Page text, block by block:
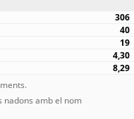
306
40
19
4,30
8,29
nadons amb el nom